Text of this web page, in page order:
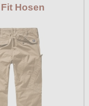
Hosen